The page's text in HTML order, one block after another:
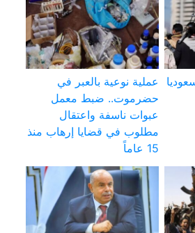
عملية نوعية بالعبر في
حضرموت.. ضبط معمل
عبوات ناسفة واعتقال
مطلوب في قضايا إرهاب منذ
15 عاماً